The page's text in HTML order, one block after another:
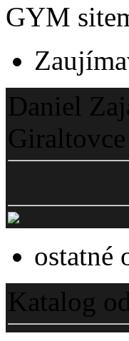
GYM
Daniel
ostatné
Katalog